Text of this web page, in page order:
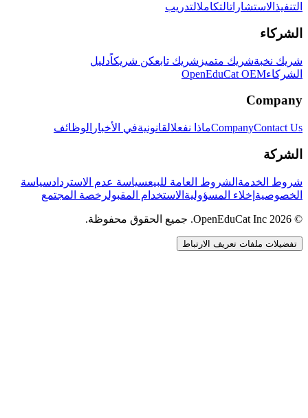
التنفيذ الاستشاراتالتكاملالتدريب
الشركاء
شريك نخبةشريك متميز شريك تابعكن شريكاًدليل
الشركاءOpenEduCat OEM
Company
CompanyContact Us ماذا نفعلالقانونيةفي الأخبار الوظائف
الشركة
شروط الخدمة الشروط العامة للبيعسياسة عدم الاستردادسياسة
الخصوصية إخلاء المسؤولية الاستخدام المقبولرخصة المجتمع
© 2026 OpenEduCat Inc. جميع الحقوق محفوظة.
تفضيلات ملفات تعريف الارتباط